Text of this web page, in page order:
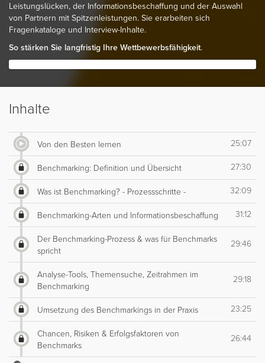
Leistungslücken, der Informationsbeschaffung und der Auswahl
von Partnern mit Spitzenleistungen. Sie erarbeiten sich
Fragenkataloge und Interview-Inhalte.
So stärken Sie langfristig Ihre Wettbewerbsfähigkeit.
Inhalte
Von den Besten lernen 25:07
Benchmarking: Definition und Übersicht 27:30
Was ist Benchmarking? - Prozessschritte - 32:09
Benchmarking-Arten und Informationsbeschaffung 31:12
Der Benchmarking-Prozess & was für Benchmarks
spricht
29:46
Analyse-Tools, Themensuche, Zeitrahmen im
Benchmarking
29:18
Umsetzung des Benchmarkings in der Praxis 23:25
Chancen, Risiken & Erfolgsfaktoren von
Benchmarks
26:44